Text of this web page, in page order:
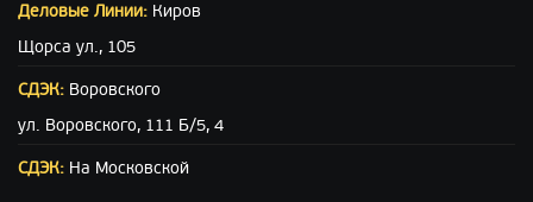
Деловые Линии: Киров
Щорса ул., 105
СДЭК: Воровского
ул. Воровского, 111 Б/5, 4
СДЭК: На Московской